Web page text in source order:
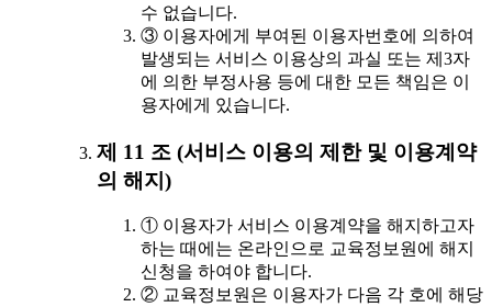
수 없습니다.
③ 이용자에게 부여된 이용자번호에 의하여
발생되는 서비스 이용상의 과실 또는 제3자
에 의한 부정사용 등에 대한 모든 책임은 이
용자에게 있습니다.
제 11 조 (서비스 이용의 제한 및 이용계약
의 해지)
① 이용자가 서비스 이용계약을 해지하고자
하는 때에는 온라인으로 교육정보원에 해지
신청을 하여야 합니다.
② 교육정보원은 이용자가 다음 각 호에 해당